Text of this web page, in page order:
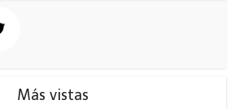
Más vistas